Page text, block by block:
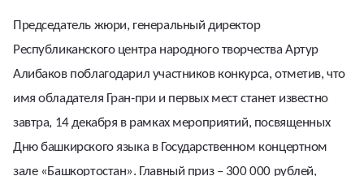
Председатель жюри, генеральный директор
Республиканского центра народного творчества Артур
Алибаков поблагодарил участников конкурса, отметив, что
имя обладателя Гран-при и первых мест станет известно
завтра, 14 декабря в рамках мероприятий, посвященных
Дню башкирского языка в Государственном концертном
зале «Башкортостан». Главный приз – 300 000 рублей,